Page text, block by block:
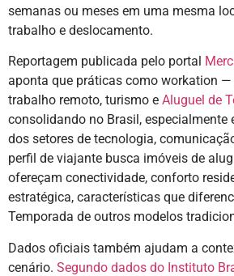
semanas ou meses em uma mesma
trabalho e deslocamento.
Reportagem publicada pelo portal
aponta que práticas como workation
trabalho remoto, turismo e Aluguel de
consolidando no Brasil, especialmente
dos setores de tecnologia,
perfil de viajante busca imóveis de
ofereçam conectividade, conforto
estratégica, características que
Temporada de outros modelos
Dados oficiais também ajudam a
cenário. Segundo dados do Instituto